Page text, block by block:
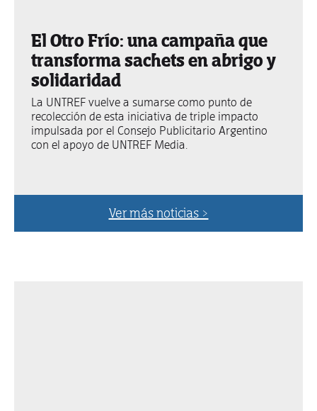
El Otro Frío: una campaña que
transforma sachets en abrigo y
solidaridad
La UNTREF vuelve a sumarse como punto de
recolección de esta iniciativa de triple impacto
impulsada por el Consejo Publicitario Argentino
con el apoyo de UNTREF Media.
Ver más noticias >